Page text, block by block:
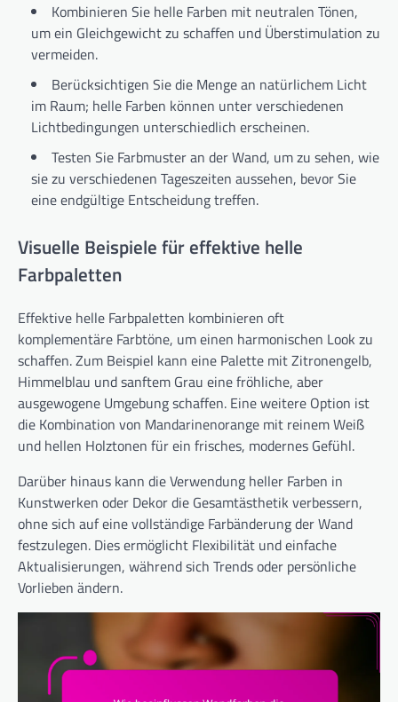
Kombinieren Sie helle Farben mit neutralen Tönen,
um ein Gleichgewicht zu schaffen und Überstimulation zu
vermeiden.
Berücksichtigen Sie die Menge an natürlichem Licht
im Raum; helle Farben können unter verschiedenen
Lichtbedingungen unterschiedlich erscheinen.
Testen Sie Farbmuster an der Wand, um zu sehen, wie
sie zu verschiedenen Tageszeiten aussehen, bevor Sie
eine endgültige Entscheidung treffen.
Visuelle Beispiele für effektive helle
Farbpaletten
Effektive helle Farbpaletten kombinieren oft
komplementäre Farbtöne, um einen harmonischen Look zu
schaffen. Zum Beispiel kann eine Palette mit Zitronengelb,
Himmelblau und sanftem Grau eine fröhliche, aber
ausgewogene Umgebung schaffen. Eine weitere Option ist
die Kombination von Mandarinenorange mit reinem Weiß
und hellen Holztonen für ein frisches, modernes Gefühl.
Darüber hinaus kann die Verwendung heller Farben in
Kunstwerken oder Dekor die Gesamtästhetik verbessern,
ohne sich auf eine vollständige Farbänderung der Wand
festzulegen. Dies ermöglicht Flexibilität und einfache
Aktualisierungen, während sich Trends oder persönliche
Vorlieben ändern.